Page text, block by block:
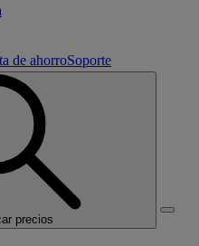
de ahorroSoporte
precios